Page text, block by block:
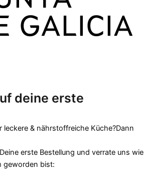
deine erste
leckere & nährstoffreiche Küche?Dann
erste Bestellung und verrate uns wie
geworden bist: